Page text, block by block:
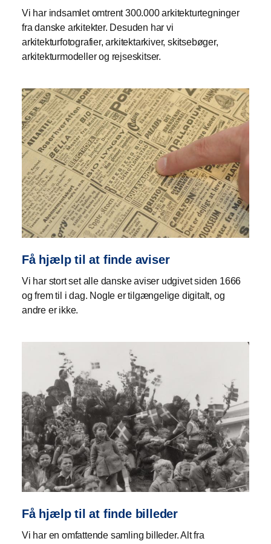
Vi har indsamlet omtrent 300.000 arkitekturtegninger
fra danske arkitekter. Desuden har vi
arkitekturfotografier, arkitektarkiver, skitsebøger,
arkitekturmodeller og rejseskitser.
Få hjælp til at finde aviser
Vi har stort set alle danske aviser udgivet siden 1666
og frem til i dag. Nogle er tilgængelige digitalt, og
andre er ikke.
Få hjælp til at finde billeder
Vi har en omfattende samling billeder. Alt fra